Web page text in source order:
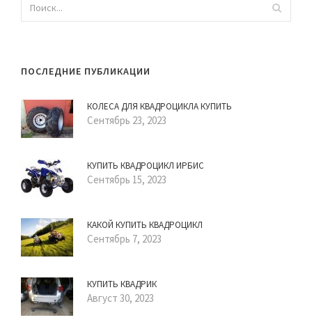
ПОСЛЕДНИЕ ПУБЛИКАЦИИ
КОЛЕСА ДЛЯ КВАДРОЦИКЛА КУПИТЬ
Сентябрь 23, 2023
КУПИТЬ КВАДРОЦИКЛ ИРБИС
Сентябрь 15, 2023
КАКОЙ КУПИТЬ КВАДРОЦИКЛ
Сентябрь 7, 2023
КУПИТЬ КВАДРИК
Август 30, 2023